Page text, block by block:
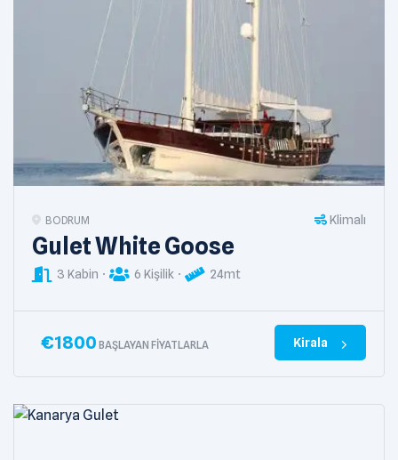
BODRUM Klimalı
Gulet White Goose
3 Kabin 6 Kişilik 24mt
€1800 BAŞLAYAN FIYATLARLA Kirala